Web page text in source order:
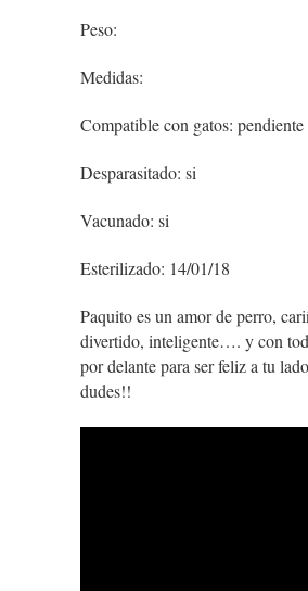
Peso:
Medidas:
Compatible con gatos: pendiente
Desparasitado: si
Vacunado: si
Esterilizado: 14/01/18
Paquito es un amor de perro,
divertido, inteligente…. y con
por delante para ser feliz a tu
dudes!!